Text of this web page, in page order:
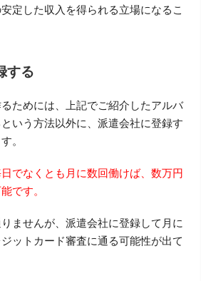
定した収入を得られる立場になるこ
する
ためには、上記でご紹介したアルバ
いう方法以外に、派遣会社に登録す
。
でなくとも月に数回働けば、数万円
です。
ませんが、派遣会社に登録して月に
ットカード審査に通る可能性が出て